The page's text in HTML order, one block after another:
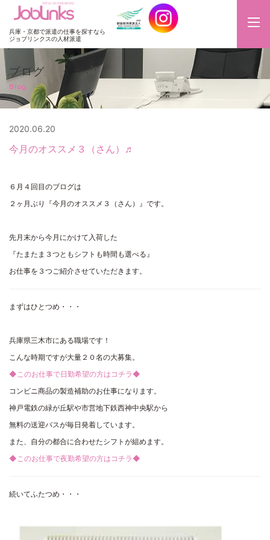
JobLinks
兵庫・京都で派遣の仕事を探すなら
ジョブリンクスの人材派遣
ブログ
Blog
2020.06.20
今月のオススメ３（さん）♬
６月４回目のブログは
２ヶ月ぶり『今月のオススメ３（さん）』です。
先月末から今月にかけて入荷した
『たまたま３つともシフトも時間も選べる』
お仕事を３つご紹介させていただきます。
まずはひとつめ・・・
兵庫県三木市にある職場です！
こんな時期ですが大量２０名の大募集。
◆このお仕事で日勤希望の方はコチラ◆
コンビニ商品の製造補助のお仕事になります。
神戸電鉄の緑が丘駅や市営地下鉄西神中央駅から
無料の送迎バスが毎日発着しています。
また、自分の都合に合わせたシフトが組めます。
◆このお仕事で夜勤希望の方はコチラ◆
続いてふたつめ・・・